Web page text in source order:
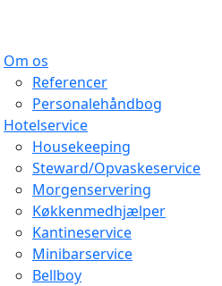
Om os
Referencer
Personalehåndbog
Hotelservice
Housekeeping
Steward/Opvaskeservice
Morgenservering
Køkkenmedhjælper
Kantineservice
Minibarservice
Bellboy